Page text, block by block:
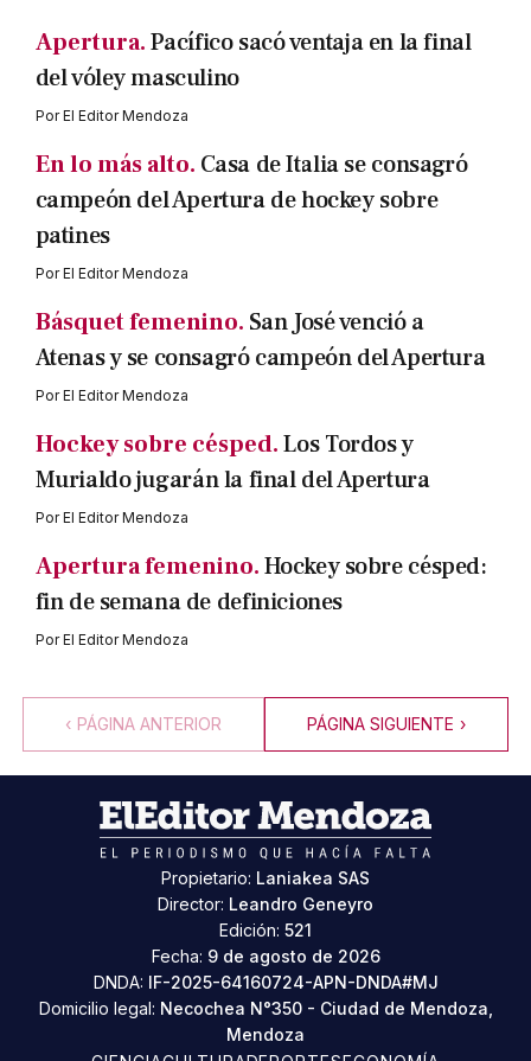
Apertura.Pacífico sacó ventaja en la final
del vóley masculino
PorEl Editor Mendoza
En lo más alto. Casa de Italia se consagró
campeón del Apertura de hockey sobre
patines
PorEl Editor Mendoza
Básquet femenino. San José venció a
Atenas y se consagró campeón del Apertura
PorEl Editor Mendoza
Hockey sobre césped.Los Tordos y
Murialdo jugarán la final del Apertura
PorEl Editor Mendoza
Apertura femenino.Hockey sobre césped:
fin de semana de definiciones
PorEl Editor Mendoza
‹ PÁGINA ANTERIOR PÁGINA SIGUIENTE ›
Propietario: Laniakea SAS
Director: Leandro Geneyro
Edición: 521
Fecha: 9 de agosto de 2026
DNDA: IF-2025-64160724-APN-DNDA#MJ
Domicilio legal: Necochea N°350 - Ciudad de Mendoza,
Mendoza